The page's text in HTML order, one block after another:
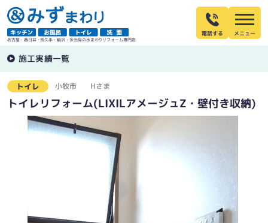
名古屋・春日井・長久手・稲沢・多治見の水まわりリフォーム専門店
電話する
施工実績一覧
トイレ 小牧市 Hさま
トイレリフォーム(LIXILアメージュZ・壁付き収納)